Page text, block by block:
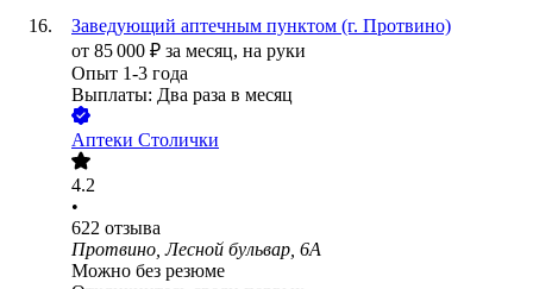
Заведующий аптечным пунктом (г. Протвино)
от 85 000 ₽ за месяц, на руки
Опыт 1-3 года
Выплаты: Два раза в месяц
Аптеки Столички
4.2
•
622 отзыва
Протвино, Лесной бульвар, 6А
Можно без резюме